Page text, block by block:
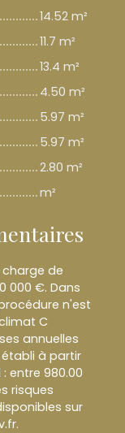
14.52 m²
11.7 m²
13.4 m²
4.50 m²
5.97 m²
5.97 m²
2.80 m²
m²
charge de
000 €. Dans
n'est
C
annuelles
à partir
entre 980.00
risques
sur